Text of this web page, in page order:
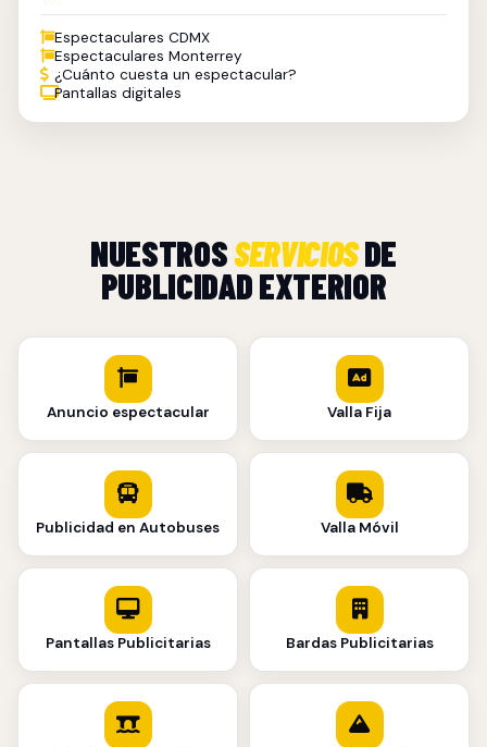
Espectaculares CDMX
Espectaculares Monterrey
¿Cuánto cuesta un espectacular?
Pantallas digitales
NUESTROSSERVICIOSDE
PUBLICIDAD EXTERIOR
Anuncio espectacular Valla Fija
Publicidad en Autobuses Valla Móvil
Pantallas Publicitarias Bardas Publicitarias